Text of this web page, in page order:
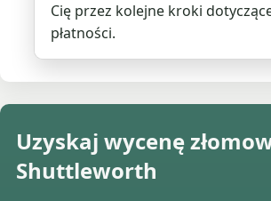
Cię przez kolejne kroki
płatności.
Uzyskaj wycenę
Shuttleworth